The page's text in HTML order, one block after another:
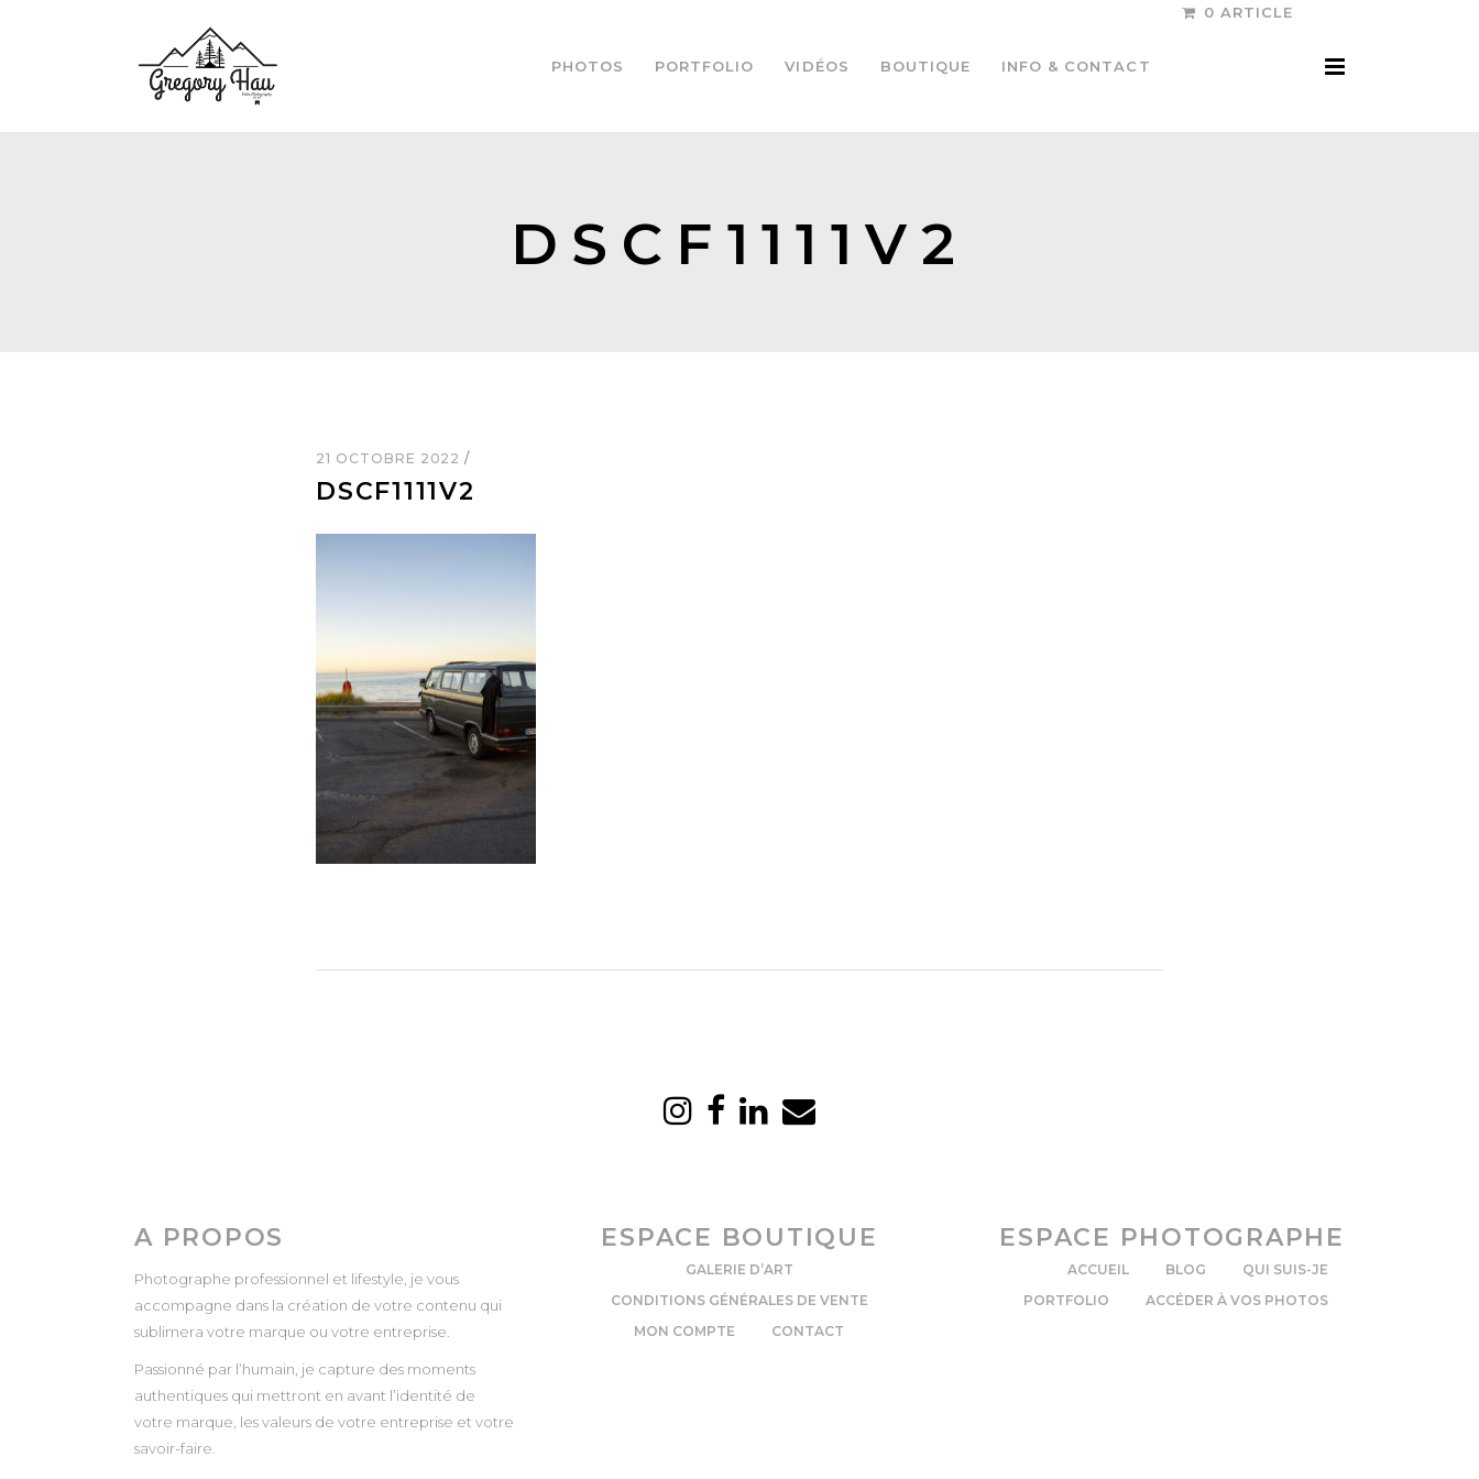
PHOTOS PORTFOLIO VIDÉOS BOUTIQUE INFO & CONTACT
0 ARTICLE
DSCF1111V2
21 OCTOBRE 2022
DSCF1111V2
A PROPOS
Photographe professionnel et lifestyle, je vous
accompagne dans la création de votre contenu qui
sublimera votre marque ou votre entreprise.
Passionné par l’humain, je capture des moments
authentiques qui mettront en avant l’identité de
votre marque, les valeurs de votre entreprise et votre
savoir-faire.
ESPACE BOUTIQUE
GALERIE D’ART
CONDITIONS GÉNÉRALES DE VENTE
MON COMPTE
CONTACT
ESPACE PHOTOGRAPHE
ACCUEIL BLOG
QUI SUIS-JE
PORTFOLIO
ACCÉDER À VOS PHOTOS